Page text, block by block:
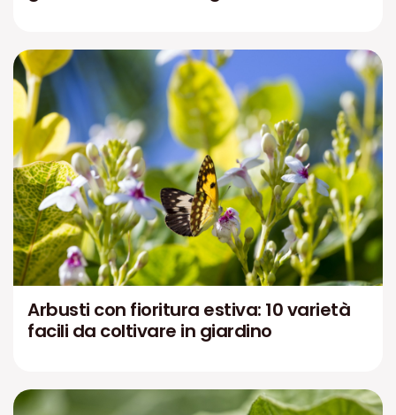
Arbusti con fioritura estiva: 10 varietà
facili da coltivare in giardino